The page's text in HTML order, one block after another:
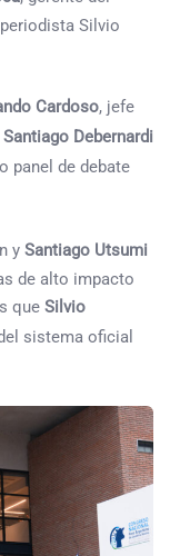
Silvio
Cardoso, jefe
Santiago Debernardi
panel de debate
y Santiago Utsumi
de alto impacto
que Silvio
sistema oficial